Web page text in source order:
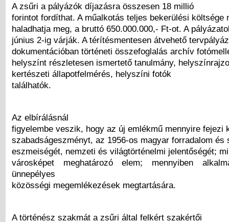
A zsűri a pályázók díjazásra összesen 18 millió
forintot fordíthat. A műalkotás teljes bekerülési költsége
haladhatja meg, a bruttó 650.000.000,- Ft-ot. A
június 2-ig várják. A térítésmentesen átvehető
dokumentációban történeti összefoglalás archív
helyszínt részletesen ismertető tanulmány,
kertészeti állapotfelmérés, helyszíni fotók
találhatók.
Az elbírálásnál
figyelembe veszik, hogy az új emlékmű mennyire fejezi
szabadságeszményt, az 1956-os magyar forradalom és
eszmeiségét, nemzeti és világtörténelmi jelentőségét;
városképet meghatározó elem; mennyiben
ünnepélyes
közösségi megemlékezések megtartására.
A történész szakmát a zsűri által felkért szakértői